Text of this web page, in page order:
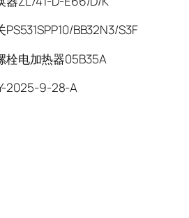
BB32N3/S3F
栓电加热器05B35A
2025-9-28-A